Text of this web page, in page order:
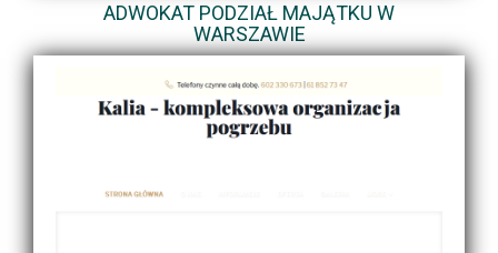
ADWOKAT PODZIAŁ MAJĄTKU W
WARSZAWIE